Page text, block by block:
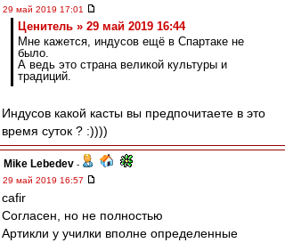
29 май 2019 17:01
Ценитель » 29 май 2019 16:44
Мне кажется, индусов ещё в Спартаке не
было.
А ведь это страна великой культуры и
традиций.
Индусов какой касты вы предпочитаете в это
время суток ? :))))
Mike Lebedev -
29 май 2019 16:57
cafir
Согласен, но не полностью
Артикли у училки вполне определенные